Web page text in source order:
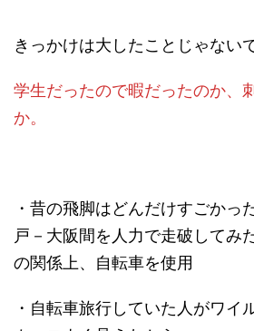
きっかけは大したことじゃない
学生だったので暇だったのか、
か。
・昔の飛脚はどんだけすごかっ
戸－大阪間を人力で走破して
の関係上、自転車を使用
・自転車旅行していた人がワイ